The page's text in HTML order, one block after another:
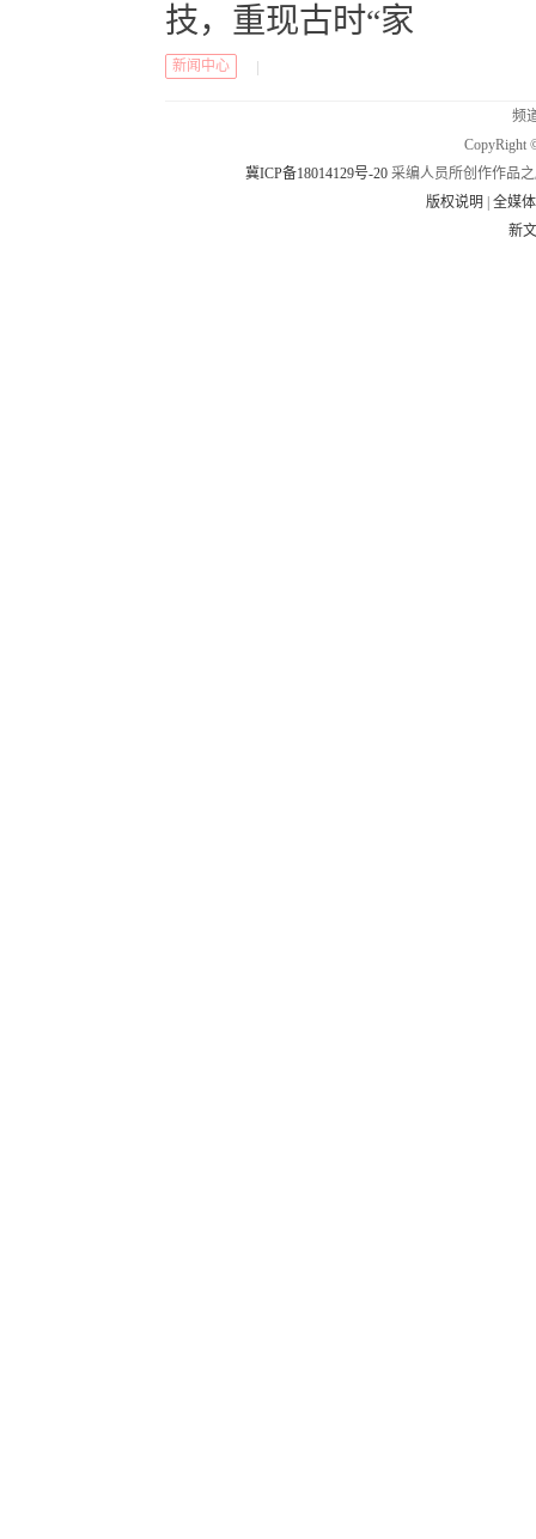
技，重现古时“家
新闻中心
频
CopyRight
冀ICP备18014129号-20 采编人员所创作作品
版权说明
|全媒
新